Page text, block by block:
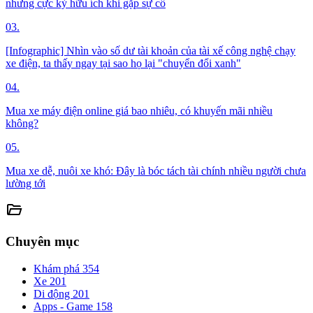
nhưng cực kỳ hữu ích khi gặp sự cố
03.
[Infographic] Nhìn vào số dư tài khoản của tài xế công nghệ chạy
xe điện, ta thấy ngay tại sao họ lại "chuyển đổi xanh"
04.
Mua xe máy điện online giá bao nhiêu, có khuyến mãi nhiều
không?
05.
Mua xe dễ, nuôi xe khó: Đây là bóc tách tài chính nhiều người chưa
lường tới
folder_open
Chuyên mục
Khám phá 354
Xe 201
Di động 201
Apps - Game 158